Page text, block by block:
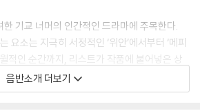
기교 너머의 인간적인 드라마에 주목한다.
요소는 지극히 서정적인 ‘위안’에서부터 ‘메피
월적인 순간까지, 리스트가 작품에 불어넣은 상
에 있습니다.” 라고 전했다.
음반소개 더보기